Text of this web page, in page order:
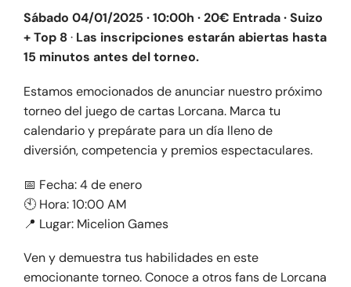
Sábado 04/01/2025 · 10:00h · 20€ Entrada · Suizo
+ Top 8 · Las inscripciones estarán abiertas hasta
15 minutos antes del torneo.
Estamos emocionados de anunciar nuestro próximo
torneo del juego de cartas Lorcana. Marca tu
calendario y prepárate para un día lleno de
diversión, competencia y premios espectaculares.
📅 Fecha: 4 de enero
🕙 Hora: 10:00 AM
📍 Lugar: Micelion Games
Ven y demuestra tus habilidades en este
emocionante torneo. Conoce a otros fans de Lorcana